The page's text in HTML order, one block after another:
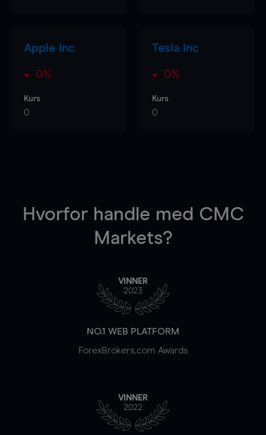
Apple Inc
0%
Kurs
0
Tesla Inc
0%
Kurs
0
Hvorfor handle med CMC
Markets?
VINNER
2023
NO.1 WEB PLATFORM
ForexBrokers.com Awards
VINNER
2022